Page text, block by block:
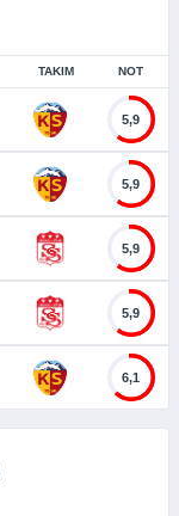
TAKIM NOT
5,9
5,9
5,9
5,9
6,1